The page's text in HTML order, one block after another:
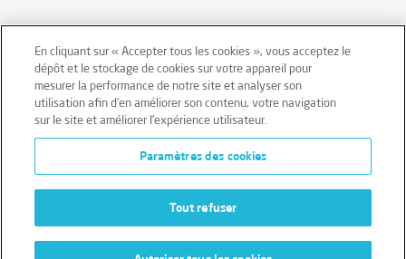
Mentions légales
Conditions générales
Données personnelles
Données personnelles – Volontaires
Cookies
En cliquant sur « Accepter tous les cookies », vous acceptez le
dépôt et le stockage de cookies sur votre appareil pour
mesurer la performance de notre site et analyser son
utilisation afin d’en améliorer son contenu, votre navigation
sur le site et améliorer l’expérience utilisateur.
Paramètres des cookies
Tout refuser